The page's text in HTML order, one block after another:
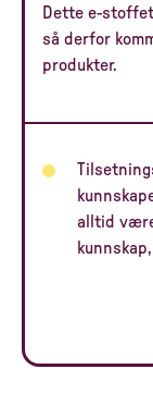
Dette e-
så derfor
produkter.
alltid